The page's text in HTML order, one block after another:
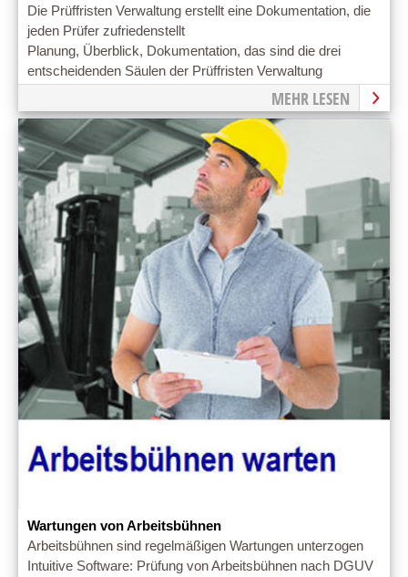
Die Prüffristen Verwaltung erstellt eine Dokumentation, die
jeden Prüfer zufriedenstellt
Planung, Überblick, Dokumentation, das sind die drei
entscheidenden Säulen der Prüffristen Verwaltung
MEHR LESEN
Wartungen von Arbeitsbühnen
Arbeitsbühnen sind regelmäßigen Wartungen unterzogen
Intuitive Software: Prüfung von Arbeitsbühnen nach DGUV